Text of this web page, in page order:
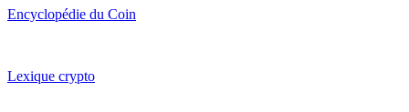
Encyclopédie du Coin
Lexique crypto